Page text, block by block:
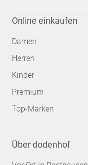
Online einkaufen
Damen
Herren
Kinder
Premium
Top-Marken
Über dodenhof